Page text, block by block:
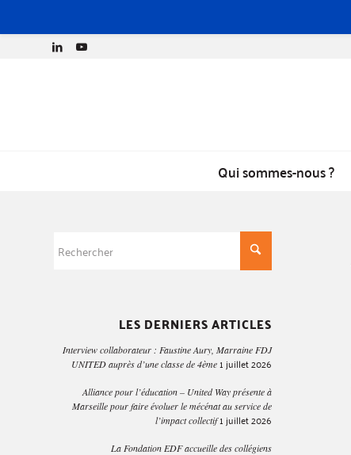
Qui sommes-nous ?
LES DERNIERS ARTICLES
Interview collaborateur : Faustine Aury, Marraine FDJ
UNITED auprès d’une classe de 4ème 1 juillet 2026
Alliance pour l’éducation – United Way présente à
Marseille pour faire évoluer le mécénat au service de
l’impact collectif 1 juillet 2026
La Fondation EDF accueille des collégiens